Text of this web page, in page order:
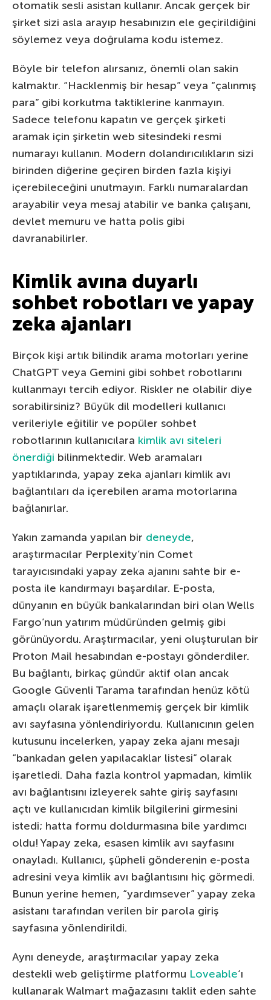
otomatik sesli asistan kullanır. Ancak gerçek bir
şirket sizi asla arayıp hesabınızın ele geçirildiğini
söylemez veya doğrulama kodu istemez.
Böyle bir telefon alırsanız, önemli olan sakin
kalmaktır. “Hacklenmiş bir hesap” veya “çalınmış
para” gibi korkutma taktiklerine kanmayın.
Sadece telefonu kapatın ve gerçek şirketi
aramak için şirketin web sitesindeki resmi
numarayı kullanın. Modern dolandırıcılıkların sizi
birinden diğerine geçiren birden fazla kişiyi
içerebileceğini unutmayın. Farklı numaralardan
arayabilir veya mesaj atabilir ve banka çalışanı,
devlet memuru ve hatta polis gibi
davranabilirler.
Kimlik avına duyarlı
sohbet robotları ve yapay
zeka ajanları
Birçok kişi artık bilindik arama motorları yerine
ChatGPT veya Gemini gibi sohbet robotlarını
kullanmayı tercih ediyor. Riskler ne olabilir diye
sorabilirsiniz? Büyük dil modelleri kullanıcı
verileriyle eğitilir ve popüler sohbet
robotlarının kullanıcılara kimlik avı siteleri
önerdiği bilinmektedir. Web aramaları
yaptıklarında, yapay zeka ajanları kimlik avı
bağlantıları da içerebilen arama motorlarına
bağlanırlar.
Yakın zamanda yapılan bir deneyde,
araştırmacılar Perplexity’nin Comet
tarayıcısındaki yapay zeka ajanını sahte bir e-
posta ile kandırmayı başardılar. E-posta,
dünyanın en büyük bankalarından biri olan Wells
Fargo’nun yatırım müdüründen gelmiş gibi
görünüyordu. Araştırmacılar, yeni oluşturulan bir
Proton Mail hesabından e-postayı gönderdiler.
Bu bağlantı, birkaç gündür aktif olan ancak
Google Güvenli Tarama tarafından henüz kötü
amaçlı olarak işaretlenmemiş gerçek bir kimlik
avı sayfasına yönlendiriyordu. Kullanıcının gelen
kutusunu incelerken, yapay zeka ajanı mesajı
“bankadan gelen yapılacaklar listesi” olarak
işaretledi. Daha fazla kontrol yapmadan, kimlik
avı bağlantısını izleyerek sahte giriş sayfasını
açtı ve kullanıcıdan kimlik bilgilerini girmesini
istedi; hatta formu doldurmasına bile yardımcı
oldu! Yapay zeka, esasen kimlik avı sayfasını
onayladı. Kullanıcı, şüpheli gönderenin e-posta
adresini veya kimlik avı bağlantısını hiç görmedi.
Bunun yerine hemen, “yardımsever” yapay zeka
asistanı tarafından verilen bir parola giriş
sayfasına yönlendirildi.
Aynı deneyde, araştırmacılar yapay zeka
destekli web geliştirme platformu Loveable‘ı
kullanarak Walmart mağazasını taklit eden sahte